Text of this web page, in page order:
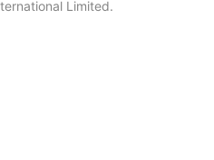
Limited.